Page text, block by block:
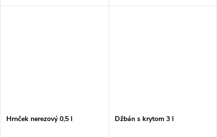
Hrnček nerezový 0,5 l Džbán s krytom 3 l